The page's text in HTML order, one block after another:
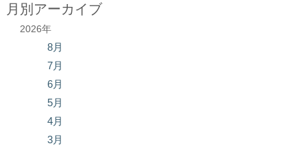
月別アーカイブ
2026年
8月
7月
6月
5月
4月
3月